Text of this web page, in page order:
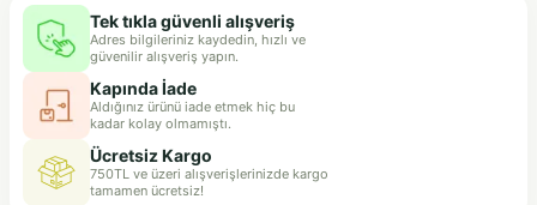
Tek tıkla güvenli alışveriş
Adres bilgileriniz kaydedin, hızlı ve
güvenilir alışveriş yapın.
Kapında İade
Aldığınız ürünü iade etmek hiç bu
kadar kolay olmamıştı.
Ücretsiz Kargo
750TL ve üzeri alışverişlerinizde kargo
tamamen ücretsiz!